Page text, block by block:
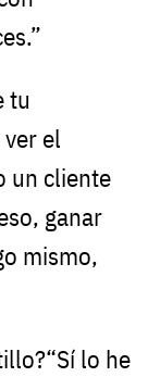
tu
el
un cliente
ganar
mismo,
lo he